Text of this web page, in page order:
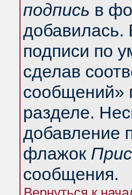
подпись в
добавилась.
подписи по
сделав
сообщений»
разделе.
добавление
флажок
сообщения.